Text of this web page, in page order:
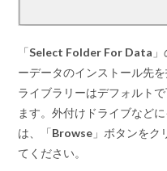
「Select Folder For Data
ーデータのインストール先
ライブラリーはデフォルト
ます。外付けドライブなど
は、「Browse 」ボタンをク
てください。